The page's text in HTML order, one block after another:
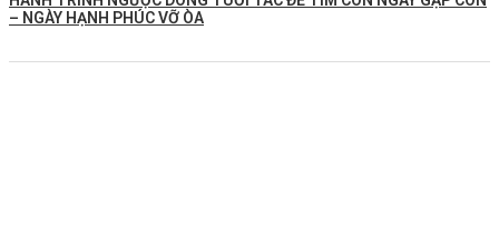
– NGÀY HẠNH PHÚC VỠ ÒA